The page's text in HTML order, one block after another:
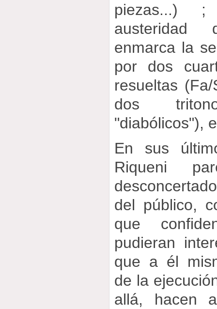
piezas...) ;
austeridad
enmarca la
por dos
resueltas
dos
"diabólicos"),
En sus
Riqueni
del público,
que
pudieran
que a él
de la
allá, hacen